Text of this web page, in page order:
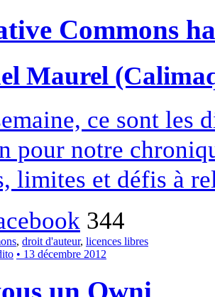
Commons
Maurel
ce sont les
pour notre
limites et défis à
344
, droit d'auteur, licences libres
• 13 décembre 2012